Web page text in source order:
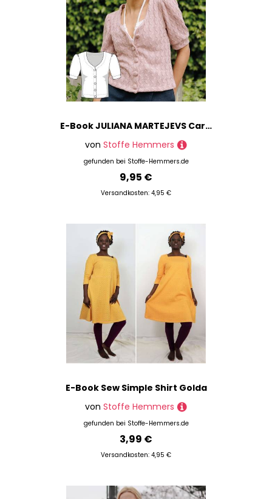
E-Book JULIANA MARTEJEVS Cardigan mit kurzen Puffärmeln
von Stoffe Hemmers
gefunden bei Stoffe-Hemmers.de
9,95 €
Versandkosten: 4,95 €
E-Book Sew Simple Shirt Golda
von Stoffe Hemmers
gefunden bei Stoffe-Hemmers.de
3,99 €
Versandkosten: 4,95 €